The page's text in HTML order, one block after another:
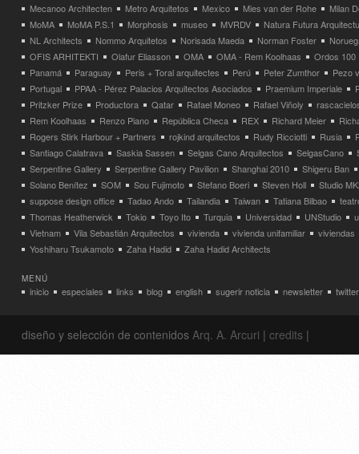
Mecanoo Architecten
Metro Arquitetos Mexico Mies van der Rohe
Milan
MoMA
MoMA P.S.1 Morphosis museo MVRDV
Natura Futura
NL Architects
Nommo Arquitetos Norisada Maeda Norman Foster
OFIS ARHITEKTI
Olafur Eliasson OMA OMA - Rem Koolhaas
Ordos 100
Panamá
Paraguay Peris + Toral arquitectes Perú Peter Zumthor
Pezo
Portugal
PPAA - Pérez Palacios Arquitectos Asociados Praemium Imperiale
Pritzker Prize
Productora Qatar Rafael Moneo Rafael Viñoly
Rem Koolhaas
Renzo Piano República Checa REX Richard Meier
Rogers Stirk Harbour + Partners
rojkind arquitectos Rudy Ricciotti Rusia
Santiago Calatrava
Saskia Sassen Selgas Cano Arquitectos SelgasCano
Serpentine Gallery
Serpentine Gallery Pavilion Shanghai 2010
Shigeru Ban
Solano Benítez
SOM Sou Fujimoto Stefano Boeri Steven Holl
Studio
suppose design office
Tadao Ando Tailandia Taiwan Tatiana Bilbao
Thomas Heatherwick
Tokio Toyo Ito Turquia Universidad UNStudio
Vietnam
Vila Sebastián Arquitectos vivienda vivienda unifamiliar
viviendas
Yoshiharu Tsukamoto
Zaha Hadid Zaha Hadid Architects
MENÚ
inicio especiales links blog english sugerir noticia newsletter twitter
diseño y selección de contenidos Arq. A. Arcuri | credits |